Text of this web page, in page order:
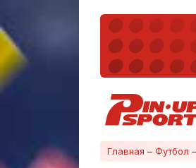
Главная – Футбол –